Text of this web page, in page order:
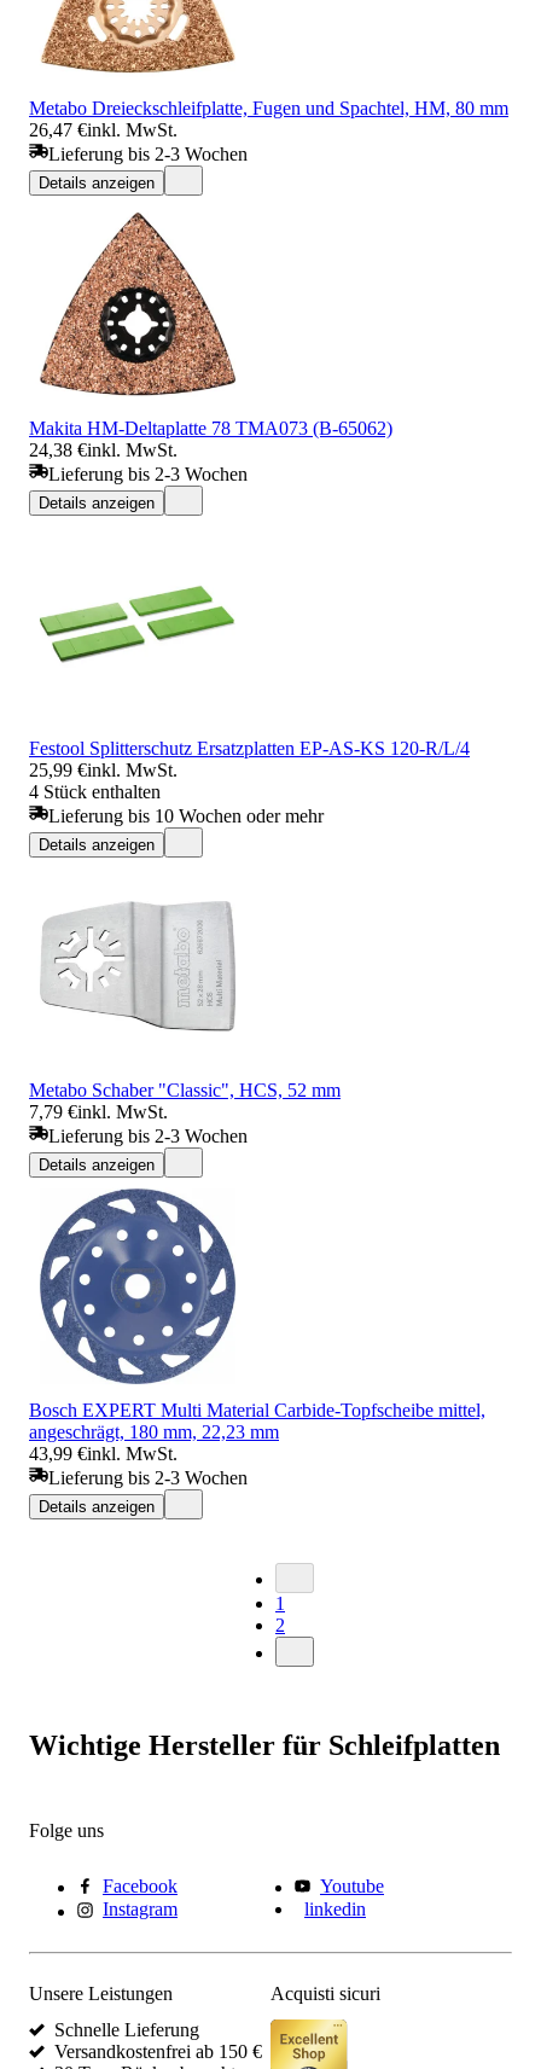
Metabo Dreieckschleifplatte, Fugen und Spachtel, HM, 80 mm
26,47 €inkl. MwSt.
Lieferung bis 2-3 Wochen
Details anzeigen
Makita HM-Deltaplatte 78 TMA073 (B-65062)
24,38 €inkl. MwSt.
Lieferung bis 2-3 Wochen
Details anzeigen
Festool Splitterschutz Ersatzplatten EP-AS-KS 120-R/L/4
25,99 €inkl. MwSt.
4 Stück enthalten
Lieferung bis 10 Wochen oder mehr
Details anzeigen
Metabo Schaber "Classic", HCS, 52 mm
7,79 €inkl. MwSt.
Lieferung bis 2-3 Wochen
Details anzeigen
Bosch EXPERT Multi Material Carbide-Topfscheibe mittel,
angeschrägt, 180 mm, 22,23 mm
43,99 €inkl. MwSt.
Lieferung bis 2-3 Wochen
Details anzeigen
1
2
Wichtige Hersteller für Schleifplatten
Folge uns
Facebook
Youtube
Instagram
linkedin
Unsere Leistungen
Schnelle Lieferung
Versandkostenfrei ab 150 €
Acquisti sicuri